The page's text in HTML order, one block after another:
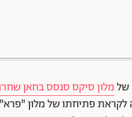
שלמלון סיקס סנסס בחאן
לקראת פתיחתו של מלון